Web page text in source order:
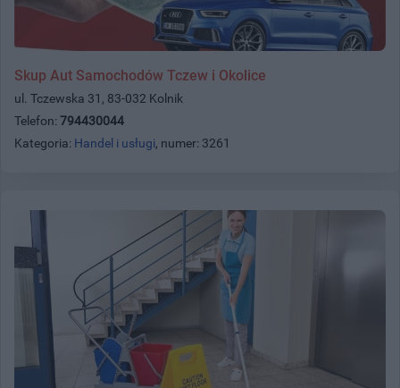
Skup Aut Samochodów Tczew i Okolice
ul. Tczewska 31, 83-032 Kolnik
Telefon: 794430044
Kategoria: Handel i usługi, numer: 3261